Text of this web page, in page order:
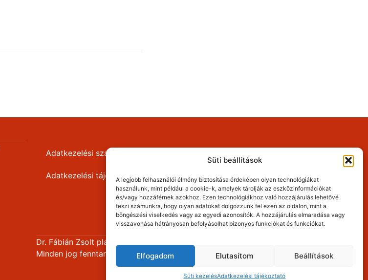
Süti beállítások
A legjobb felhasználói élmény biztosítása érdekében olyan technológiákat
használunk, mint például a cookie-k, amelyek tárolják az eszközinformációkat
és/vagy hozzáférnek azokhoz. Ezen technológiákhoz való hozzájárulás lehetővé
teszi számunkra, hogy olyan adatokat dolgozzunk fel ezen az oldalon, mint a
böngészési viselkedés vagy az egyedi azonosítók. A hozzájárulás elmaradása vagy
visszavonása hátrányosan befolyásolhat bizonyos funkciókat és funkciókat.
Elfogadom Elutasítom Beállítások
Süti kezelésAdatkezelési tájékoztató
Adatkezelési szabályzat
Adatkezelési tájékoztató Cookie Policy
Dr. Fábián Zsolt plasztikai sebészet.
Minden jog fenntartva!